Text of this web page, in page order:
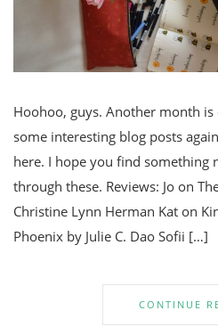
Hoohoo, guys. Another month is
some interesting blog posts
here. I hope you find something
through these. Reviews: Jo on
Christine Lynn Herman Kat on
Phoenix by Julie C. Dao Sofii […]
CONTINUE